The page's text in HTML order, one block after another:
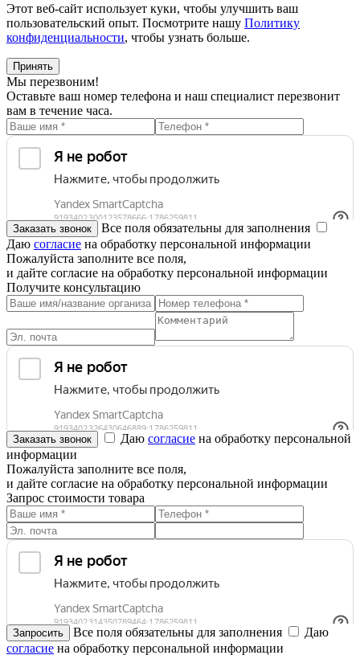
Этот веб-сайт использует куки, чтобы улучшить ваш
пользовательский опыт. Посмотрите нашу Политику
конфиденциальности, чтобы узнать больше.
Принять
Мы перезвоним!
Оставьте ваш номер телефона и наш специалист перезвонит
вам в течение часа.
Все поля обязательны для заполнения
Даю согласие на обработку персональной информации
Пожалуйста заполните все поля,
и дайте согласие на обработку персональной информации
Получите консультацию
Даю согласие на обработку персональной
информации
Пожалуйста заполните все поля,
и дайте согласие на обработку персональной информации
Запрос стоимости товара
Все поля обязательны для заполнения
Даю
согласие на обработку персональной информации